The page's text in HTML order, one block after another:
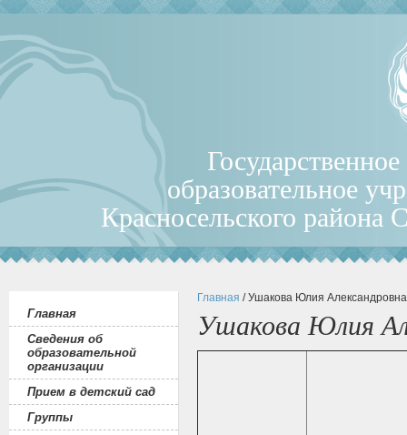
Главная
Сведения об
образовательной
организации
Прием в детский сад
Группы
Главная / Ушакова Юлия Александровна
Ушакова Юлия
образовательное
Красносельского